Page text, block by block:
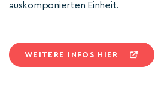
auskomponierten Einheit.
WEITERE INFOS HIER